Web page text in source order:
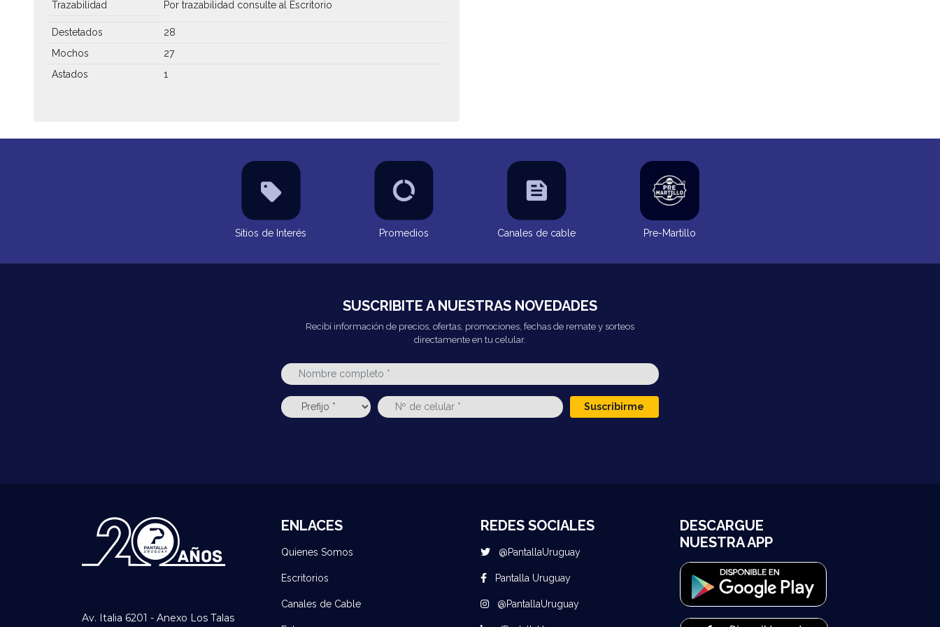
Trazabilidad
Por trazabilidad consulte al Escritorio
Destetados
28
Mochos
27
Astados
1
Sitios de Interés Promedios Canales de cable Pre-Martillo
SUSCRIBITE A NUESTRAS NOVEDADES
Recibí información de precios, ofertas, promociones, fechas de remate y sorteos
directamente en tu celular.
Suscribirme
Av. Italia 6201 - Anexo Los Talas
ENLACES
Quienes Somos
Escritorios
Canales de Cable
REDES SOCIALES
@PantallaUruguay
Pantalla Uruguay
@PantallaUruguay
DESCARGUE
NUESTRA APP